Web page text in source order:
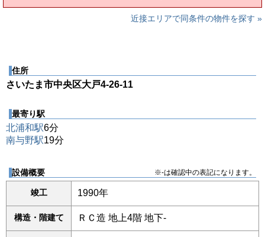
近接エリアで同条件の物件を探す »
住所
さいたま市中央区大戸4-26-11
最寄り駅
北浦和駅6分
南与野駅19分
設備概要 ※-は確認中の表記になります。
竣工 1990年
構造・階建て ＲＣ造 地上4階 地下-